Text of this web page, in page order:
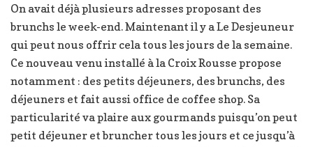
On avait déjà plusieurs adresses proposant des
brunchs le week-end. Maintenant il y a Le Desjeuneur
qui peut nous offrir cela tous les jours de la semaine.
Ce nouveau venu installé à la Croix Rousse propose
notamment : des petits déjeuners, des brunchs, des
déjeuners et fait aussi office de coffee shop. Sa
particularité va plaire aux gourmands puisqu’on peut
petit déjeuner et bruncher tous les jours et ce jusqu’à